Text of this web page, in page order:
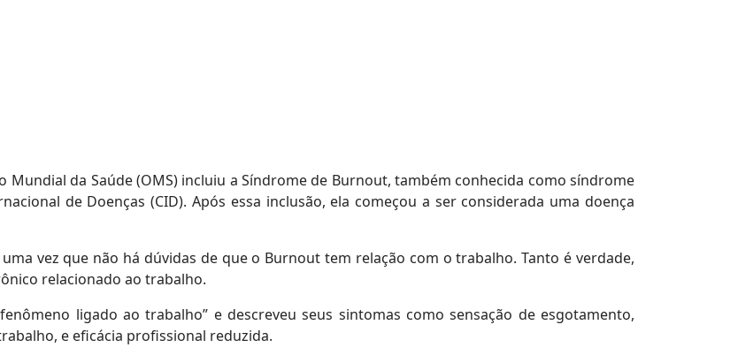
da Saúde (OMS) incluiu a Síndrome de Burnout, também conhecida como síndrome
de Doenças (CID). Após essa inclusão, ela começou a ser considerada uma doença
vez que não há dúvidas de que o Burnout tem relação com o trabalho. Tanto é verdade,
relacionado ao trabalho.
ligado ao trabalho” e descreveu seus sintomas como sensação de esgotamento,
e eficácia profissional reduzida.